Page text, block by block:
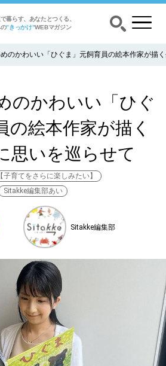
暮らす、あなたとつくる、
”きっかけ”WEBマガジン
のかわいい「ひぐま」元飼育員の絵本作家が描
のかわいい「ひぐ
の絵本作家が描く
思いを巡らせて
【子育てをさらに楽しみたい】
Sitakke編集部あい
Sitakke編集部